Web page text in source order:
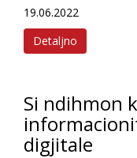
19.06.2022
Detaljno
Si ndihmon
digjitale